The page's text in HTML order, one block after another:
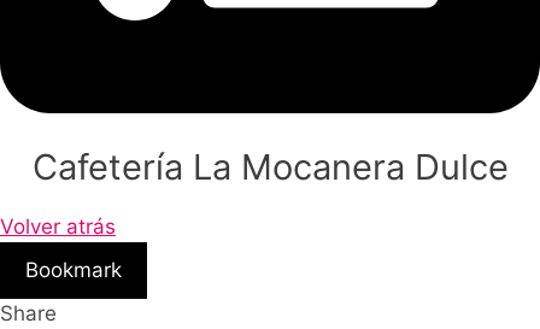
Cafetería La Mocanera Dulce
Volver atrás
Bookmark
Share